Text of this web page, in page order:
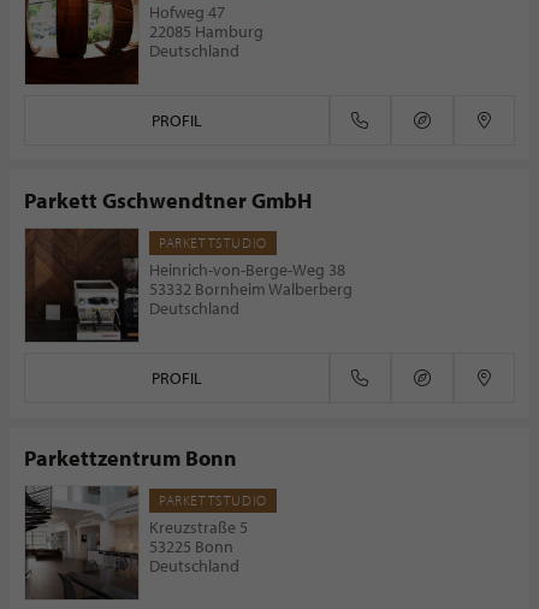
Hofweg 47
22085 Hamburg
Deutschland
PROFIL
Parkett Gschwendtner GmbH
PARKETTSTUDIO
Heinrich-von-Berge-Weg 38
53332 Bornheim Walberberg
Deutschland
PROFIL
Parkettzentrum Bonn
PARKETTSTUDIO
Kreuzstraße 5
53225 Bonn
Deutschland